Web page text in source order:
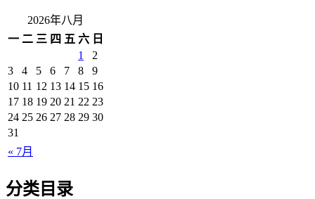
2026年八月
一 二 三 四 五 六 日
« 7月
1
2
3
4 5 6 7 8
9
10 11 12 13 14 15 16
17 18 19 20 21 22 23
24 25 26 27 28 29 30
31
分类目录